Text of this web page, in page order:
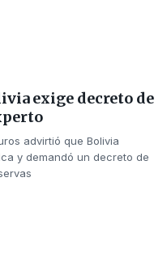
exige decreto de
advirtió que Bolivia
y demandó un decreto de